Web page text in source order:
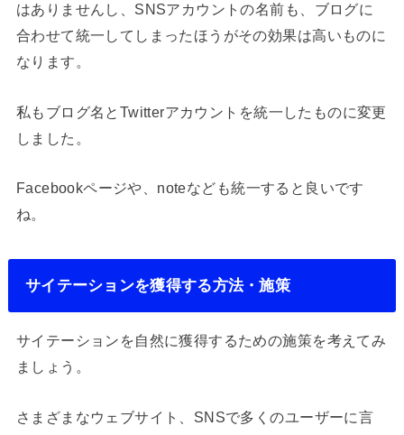
はありませんし、SNSアカウントの名前も、ブログに
合わせて統一してしまったほうがその効果は高いものに
なります。
私もブログ名とTwitterアカウントを統一したものに変更
しました。
Facebookページや、noteなども統一すると良いです
ね。
サイテーションを獲得する方法・施策
サイテーションを自然に獲得するための施策を考えてみ
ましょう。
さまざまなウェブサイト、SNSで多くのユーザーに言